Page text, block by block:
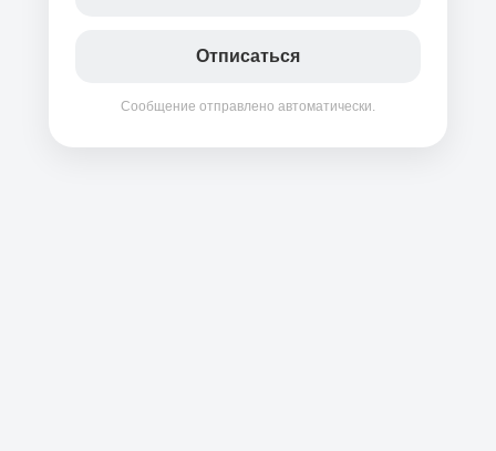
Отписаться
Сообщение отправлено автоматически.